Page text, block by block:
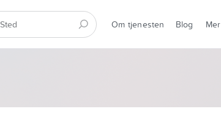
Om tjenesten Blog Mer